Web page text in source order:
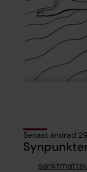
Senast ändrad